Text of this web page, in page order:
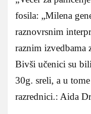
fosila: „Milena
raznovrsnim
raznim izvedbama
Bivši učenici su
30g. sreli, a u
razrednici.: Aida